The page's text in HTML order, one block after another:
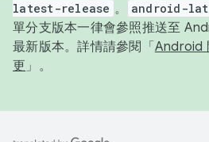
latest-release 。 android-
單分支版本一律會參照推送至
最新版本。詳情請參閱「 Android
更 」。